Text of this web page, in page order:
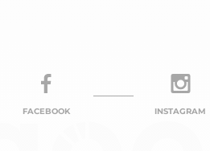
FACEBOOK INSTAGRAM